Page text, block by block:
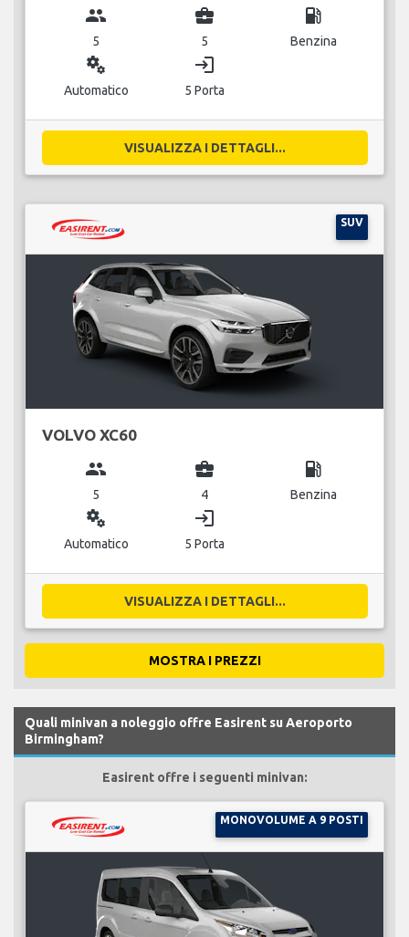
group
5
business_center
5
local_gas_station
Benzina
miscellaneous_services
Automatico
login
5 Porta
VISUALIZZA I DETTAGLI...
SUV
VOLVO XC60
group
5
business_center
4
local_gas_station
Benzina
miscellaneous_services
Automatico
login
5 Porta
VISUALIZZA I DETTAGLI...
MOSTRA I PREZZI
Quali minivan a noleggio offre Easirent su Aeroporto
Birmingham?
Easirent offre i seguenti minivan:
MONOVOLUME A 9 POSTI